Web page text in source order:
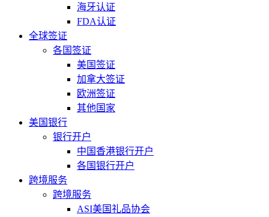
海牙认证
FDA认证
全球签证
各国签证
美国签证
加拿大签证
欧洲签证
其他国家
美国银行
银行开户
中国香港银行开户
各国银行开户
跨境服务
跨境服务
ASI美国礼品协会